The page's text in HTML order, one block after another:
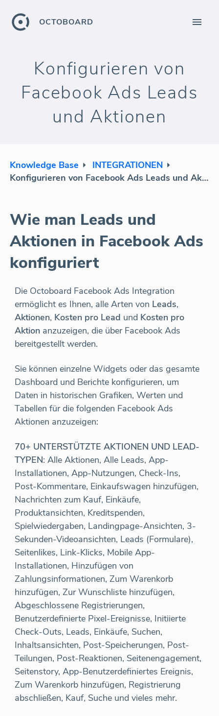
OCTOBOARD
Konfigurieren von
Facebook Ads Leads
und Aktionen
Knowledge Base
INTEGRATIONEN
Konfigurieren von Facebook Ads Leads und Aktionen
Wie man Leads und
Aktionen in Facebook Ads
konfiguriert
Die Octoboard Facebook Ads Integration
ermöglicht es Ihnen, alle Arten von Leads,
Aktionen, Kosten pro Lead und Kosten pro
Aktion anzuzeigen, die über Facebook Ads
bereitgestellt werden.
Sie können einzelne Widgets oder das gesamte
Dashboard und Berichte konfigurieren, um
Daten in historischen Grafiken, Werten und
Tabellen für die folgenden Facebook Ads
Aktionen anzuzeigen:
70+ UNTERSTÜTZTE AKTIONEN UND LEAD-
TYPEN: Alle Aktionen, Alle Leads, App-
Installationen, App-Nutzungen, Check-Ins,
Post-Kommentare, Einkaufswagen hinzufügen,
Nachrichten zum Kauf, Einkäufe,
Produktansichten, Kreditspenden,
Spielwiedergaben, Landingpage-Ansichten, 3-
Sekunden-Videoansichten, Leads (Formulare),
Seitenlikes, Link-Klicks, Mobile App-
Installationen, Hinzufügen von
Zahlungsinformationen, Zum Warenkorb
hinzufügen, Zur Wunschliste hinzufügen,
Abgeschlossene Registrierungen,
Benutzerdefinierte Pixel-Ereignisse, Initiierte
Check-Outs, Leads, Einkäufe, Suchen,
Inhaltsansichten, Post-Speicherungen, Post-
Teilungen, Post-Reaktionen, Seitenengagement,
Seitenstory, App-Benutzerdefiniertes Ereignis,
Zum Warenkorb hinzufügen, Registrierung
abschließen, Kauf, Suche und vieles mehr.